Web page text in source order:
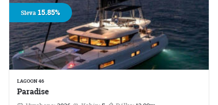
LAGOON 46
Paradise
Sleva15.85%